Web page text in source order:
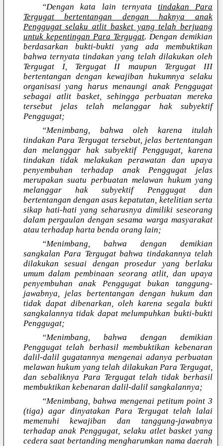
“Dengan kata lain ternyata tindakan Para
Tergugat bertentangan dengan haknya anak
Penggugat selaku atlit basket yang telah berjuang
untuk kepentingan Para Tergugat. Dengan demikian
berdasarkan bukti-bukti yang ada membuktikan
bahwa ternyata tindakan yang telah dilakukan oleh
Tergugat I, Tergugat II maupun Tergugat III
bertentangan dengan kewajiban hukumnya selaku
organisasi yang harus menaungi anak Penggugat
sebagai atlit basket, sehingga perbuatan mereka
tersebut jelas telah melanggar hak subyektif
Penggugat;
“Menimbang, bahwa oleh karena itulah
tindakan Para Tergugat tersebut, jelas bertentangan
dan melanggar hak subyektif Penggugat, karena
tindakan tidak melakukan perawatan dan upaya
penyembuhan terhadap anak Penggugat jelas
merupakan suatu perbuatan melawan hukum yang
melanggar hak subyektif Penggugat dan
bertentangan dengan asas kepatutan, ketelitian serta
sikap hati-hati yang seharusnya dimiliki seseorang
dalam pergaulan dengan sesama warga masyarakat
atau terhadap harta benda orang lain;
“Menimbang, bahwa dengan demikian
sangkalan Para Tergugat bahwa tindakannya telah
dilakukan sesuai dengan prosedur yang berlaku
umum dalam pembinaan seorang atlit, dan upaya
penyembuhan anak Penggugat bukan tanggung-
jawabnya, jelas bertentangan dengan hukum dan
tidak dapat dibenarkan, oleh karena segala bukti
sangkalannya tidak dapat melumpuhkan bukti-bukti
Penggugat;
“Menimbang, bahwa dengan demikian
Penggugat telah berhasil membuktikan kebenaran
dalil-dalil gugatannya mengenai adanya perbuatan
melawan hukum yang telah dilakukan Para Tergugat,
dan sebaliknya Para Tergugat telah tidak berhasil
membuktikan kebenaran dalil-dalil sangkalannya;
“Menimbang, bahwa mengenai petitum point 3
(tiga) agar dinyatakan Para Tergugat telah lalai
memenuhi kewajiban dan tanggung-jawabnya
terhadap anak Penggugat, selaku atlet basket yang
cedera saat bertanding mengharumkan nama daerah